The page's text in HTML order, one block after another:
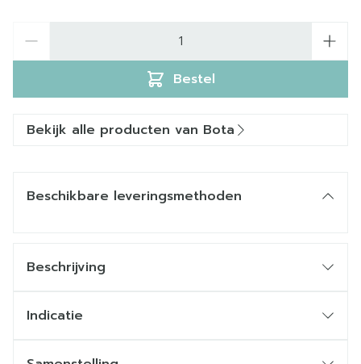
Bestel
Bekijk alle producten van Bota
Beschikbare leveringsmethoden
Beschrijving
Indicatie